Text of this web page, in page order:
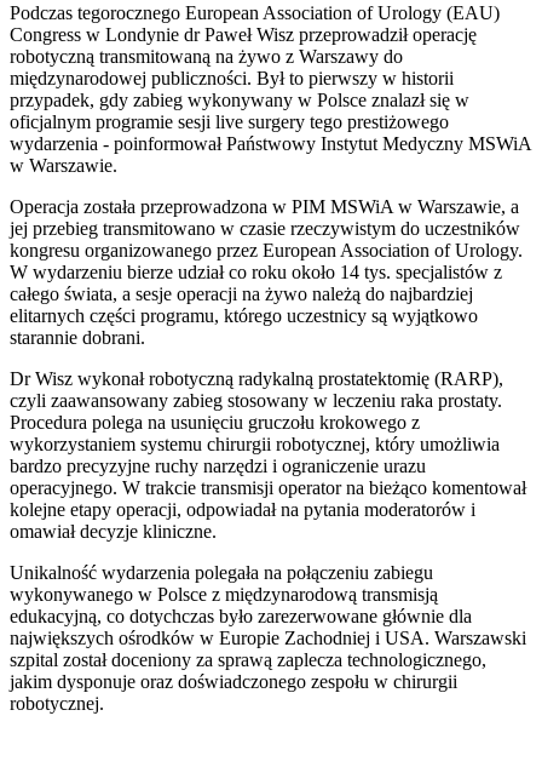
Podczas tegorocznego European Association of Urology (EAU)
Congress w Londynie dr Paweł Wisz przeprowadził operację
robotyczną transmitowaną na żywo z Warszawy do
międzynarodowej publiczności. Był to pierwszy w historii
przypadek, gdy zabieg wykonywany w Polsce znalazł się w
oficjalnym programie sesji live surgery tego prestiżowego
wydarzenia - poinformował Państwowy Instytut Medyczny MSWiA
w Warszawie.
Operacja została przeprowadzona w PIM MSWiA w Warszawie, a
jej przebieg transmitowano w czasie rzeczywistym do uczestników
kongresu organizowanego przez European Association of Urology.
W wydarzeniu bierze udział co roku około 14 tys. specjalistów z
całego świata, a sesje operacji na żywo należą do najbardziej
elitarnych części programu, którego uczestnicy są wyjątkowo
starannie dobrani.
Dr Wisz wykonał robotyczną radykalną prostatektomię (RARP),
czyli zaawansowany zabieg stosowany w leczeniu raka prostaty.
Procedura polega na usunięciu gruczołu krokowego z
wykorzystaniem systemu chirurgii robotycznej, który umożliwia
bardzo precyzyjne ruchy narzędzi i ograniczenie urazu
operacyjnego. W trakcie transmisji operator na bieżąco komentował
kolejne etapy operacji, odpowiadał na pytania moderatorów i
omawiał decyzje kliniczne.
Unikalność wydarzenia polegała na połączeniu zabiegu
wykonywanego w Polsce z międzynarodową transmisją
edukacyjną, co dotychczas było zarezerwowane głównie dla
największych ośrodków w Europie Zachodniej i USA. Warszawski
szpital został doceniony za sprawą zaplecza technologicznego,
jakim dysponuje oraz doświadczonego zespołu w chirurgii
robotycznej.